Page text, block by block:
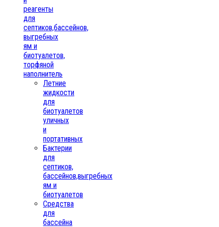
реагенты
для
септиков,бассейнов,
выгребных
ям и
биотуалетов,
торфяной
наполнитель
Летние
жидкости
для
биотуалетов
уличных
и
портативных
Бактерии
для
септиков,
бассейнов,выгребных
ям и
биотуалетов
Средства
для
бассейна